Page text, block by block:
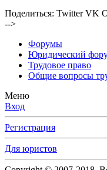
Поделиться: Twitter VK
-->
Форумы
Юридический
Трудовое право
Общие вопросы
Меню
Вход
Регистрация
Для юристов